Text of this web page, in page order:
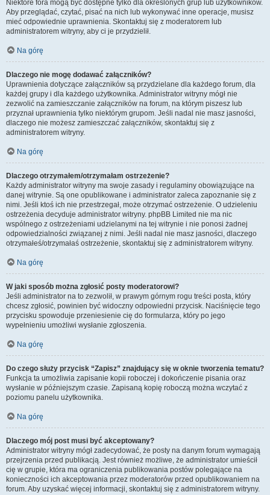
Niektóre fora mogą być dostępne tylko dla określonych grup lub użytkowników.
Aby przeglądać, czytać, pisać na nich lub wykonywać inne operacje, musisz
mieć odpowiednie uprawnienia. Skontaktuj się z moderatorem lub
administratorem witryny, aby ci je przydzielił.
Na górę
Dlaczego nie mogę dodawać załączników?
Uprawnienia dotyczące załączników są przydzielane dla każdego forum, dla
każdej grupy i dla każdego użytkownika. Administrator witryny mógł nie
zezwolić na zamieszczanie załączników na forum, na którym piszesz lub
przyznał uprawnienia tylko niektórym grupom. Jeśli nadal nie masz jasności,
dlaczego nie możesz zamieszczać załączników, skontaktuj się z
administratorem witryny.
Na górę
Dlaczego otrzymałem/otrzymałam ostrzeżenie?
Każdy administrator witryny ma swoje zasady i regulaminy obowiązujące na
danej witrynie. Są one opublikowane i administrator zaleca zapoznanie się z
nimi. Jeśli ktoś ich nie przestrzegał, może otrzymać ostrzeżenie. O udzieleniu
ostrzeżenia decyduje administrator witryny. phpBB Limited nie ma nic
wspólnego z ostrzeżeniami udzielanymi na tej witrynie i nie ponosi żadnej
odpowiedzialności związanej z nimi. Jeśli nadal nie masz jasności, dlaczego
otrzymałeś/otrzymałaś ostrzeżenie, skontaktuj się z administratorem witryny.
Na górę
W jaki sposób można zgłosić posty moderatorowi?
Jeśli administrator na to zezwolił, w prawym górnym rogu treści posta, który
chcesz zgłosić, powinien być widoczny odpowiedni przycisk. Naciśnięcie tego
przycisku spowoduje przeniesienie cię do formularza, który po jego
wypełnieniu umożliwi wysłanie zgłoszenia.
Na górę
Do czego służy przycisk “Zapisz” znajdujący się w oknie tworzenia tematu?
Funkcja ta umożliwia zapisanie kopii roboczej i dokończenie pisania oraz
wysłanie w późniejszym czasie. Zapisaną kopię roboczą można wczytać z
poziomu panelu użytkownika.
Na górę
Dlaczego mój post musi być akceptowany?
Administrator witryny mógł zadecydować, że posty na danym forum wymagają
przejrzenia przed publikacją. Jest również możliwe, że administrator umieścił
cię w grupie, która ma ograniczenia publikowania postów polegające na
konieczności ich akceptowania przez moderatorów przed opublikowaniem na
forum. Aby uzyskać więcej informacji, skontaktuj się z administratorem witryny.